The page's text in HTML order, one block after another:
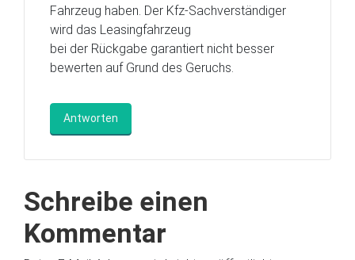
Fahrzeug haben. Der Kfz-Sachverständiger
wird das Leasingfahrzeug
bei der Rückgabe garantiert nicht besser
bewerten auf Grund des Geruchs.
Antworten
Schreibe einen
Kommentar